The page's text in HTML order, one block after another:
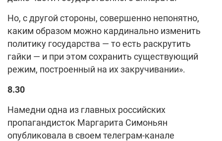
Но, с другой стороны, совершенно непонятно,
каким образом можно кардинально изменить
политику государства — то есть раскрутить
гайки — и при этом сохранить существующий
режим, построенный на их закручивании».
8.30
Намедни одна из главных российских
пропагандисток Маргарита Симоньян
опубликовала в своем телеграм-канале